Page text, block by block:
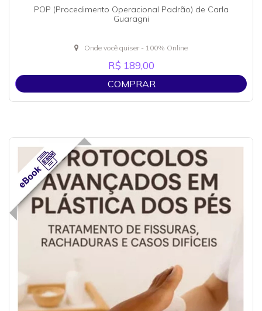
POP (Procedimento Operacional Padrão) de Carla
Guaragni
Onde você quiser - 100% Online
R$ 189,00
COMPRAR